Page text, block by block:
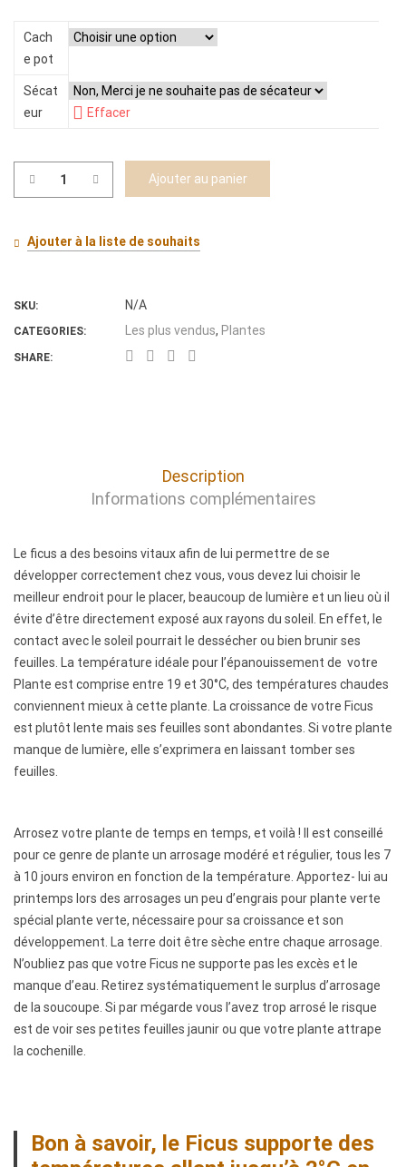
Cach
e pot
Sécat
eur
Effacer
quantité
Ficus
Ajouter au panier
Ajouter à la liste de souhaits
SKU: N/A
CATEGORIES: Les plus vendus, Plantes
SHARE:
Description
Informations complémentaires
D
e
s
c
r
i
t
i
o
n
L
e
F
i
c
u
e
n
a
b
o
n
d
Le ficus a des besoins vitaux afin de lui permettre de se
développer correctement chez vous, vous devez lui choisir le
meilleur endroit pour le placer, beaucoup de lumière et un lieu où il
évite d’être directement exposé aux rayons du soleil. En effet, le
contact avec le soleil pourrait le dessécher ou bien brunir ses
feuilles. La température idéale pour l’épanouissement de votre
Plante est comprise entre 19 et 30°C, des températures chaudes
conviennent mieux à cette plante. La croissance de votre Ficus
est plutôt lente mais ses feuilles sont abondantes. Si votre plante
manque de lumière, elle s’exprimera en laissant tomber ses
feuilles.
Arrosez votre plante de temps en temps, et voilà ! Il est conseillé
pour ce genre de plante un arrosage modéré et régulier, tous les 7
à 10 jours environ en fonction de la température. Apportez- lui au
printemps lors des arrosages un peu d’engrais pour plante verte
spécial plante verte, nécessaire pour sa croissance et son
développement. La terre doit être sèche entre chaque arrosage.
N’oubliez pas que votre Ficus ne supporte pas les excès et le
manque d’eau. Retirez systématiquement le surplus d’arrosage
de la soucoupe. Si par mégarde vous l’avez trop arrosé le risque
est de voir ses petites feuilles jaunir ou que votre plante attrape
la cochenille.
Bon à savoir, le Ficus supporte des